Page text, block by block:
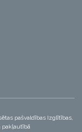
pašvaldības Izglītības,
pakļautībā